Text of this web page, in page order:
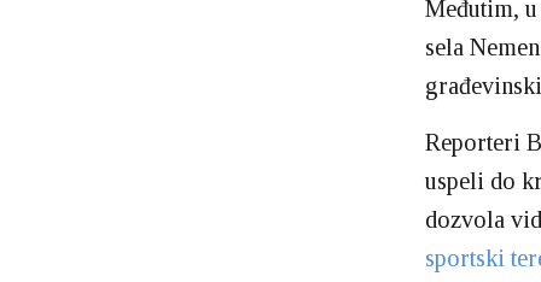
Međutim,
sela
Reporteri
uspeli do
dozvola
sportski